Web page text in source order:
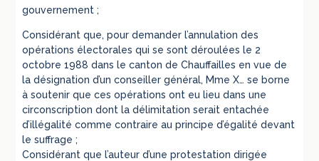
gouvernement ;
Considérant que, pour demander l’annulation des
opérations électorales qui se sont déroulées le 2
octobre 1988 dans le canton de Chauffailles en vue de
la désignation d’un conseiller général, Mme X… se borne
à soutenir que ces opérations ont eu lieu dans une
circonscription dont la délimitation serait entachée
d’illégalité comme contraire au principe d’égalité devant
le suffrage ;
Considérant que l’auteur d’une protestation dirigée